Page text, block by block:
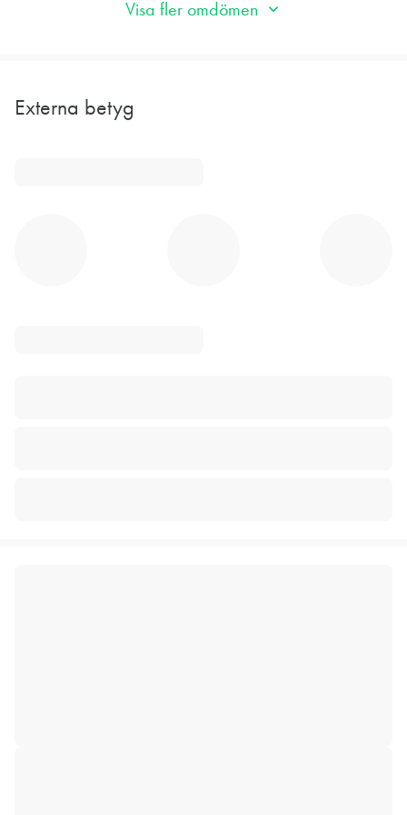
Visa fler omdömen
Externa betyg